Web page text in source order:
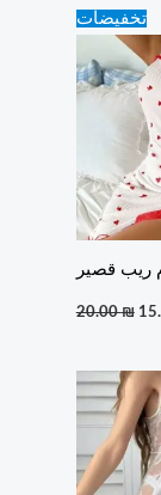
تخفيضات
ريب قصير
20.00₪
price